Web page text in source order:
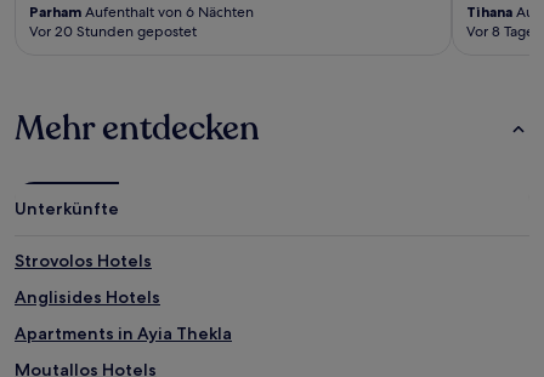
Parham Aufenthalt von 6 Nächten
Vor 20 Stunden gepostet
Tihana
Vor 8
Mehr entdecken
Unterkünfte
Strovolos Hotels
Anglisides Hotels
Apartments in Ayia Thekla
Moutallos Hotels